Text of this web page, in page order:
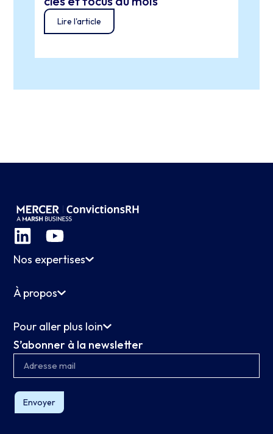
Lire l'article
Nos expertises
À propos
Pour aller plus loin
S’abonner à la newsletter
Envoyer